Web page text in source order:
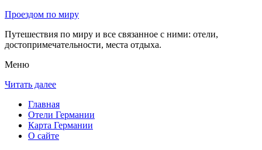
Проездом по миру
Путешествия по миру и все связанное с ними: отели,
достопримечательности, места отдыха.
Меню
Читать далее
Главная
Отели Германии
Карта Германии
О сайте